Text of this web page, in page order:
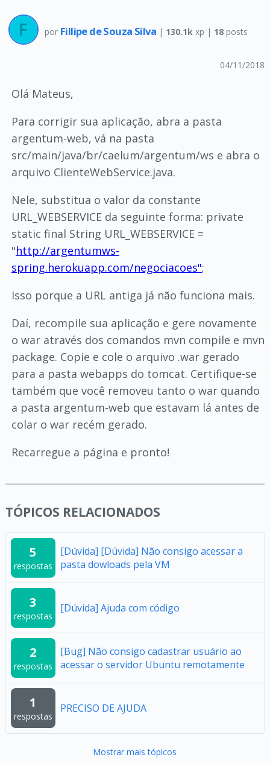
por Fillipe de Souza Silva | 130.1k xp | 18 posts
04/11/2018
Olá Mateus,
Para corrigir sua aplicação, abra a pasta
argentum-web, vá na pasta
src/main/java/br/caelum/argentum/ws e abra o
arquivo ClienteWebService.java.
Nele, substitua o valor da constante
URL_WEBSERVICE da seguinte forma: private
static final String URL_WEBSERVICE =
"http://argentumws-
spring.herokuapp.com/negociacoes";
Isso porque a URL antiga já não funciona mais.
Daí, recompile sua aplicação e gere novamente
o war através dos comandos mvn compile e mvn
package. Copie e cole o arquivo .war gerado
para a pasta webapps do tomcat. Certifique-se
também que você removeu tanto o war quando
a pasta argentum-web que estavam lá antes de
colar o war recém gerado.
Recarregue a página e pronto!
TÓPICOS RELACIONADOS
5
respostas
[Dúvida] [Dúvida] Não consigo acessar a
pasta dowloads pela VM
3
respostas
[Dúvida] Ajuda com código
2
respostas
[Bug] Não consigo cadastrar usuário ao
acessar o servidor Ubuntu remotamente
1
respostas
PRECISO DE AJUDA
Mostrar mais tópicos